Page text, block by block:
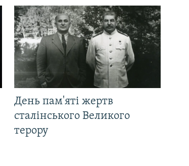
День пам'яті жертв
сталінського Великого
терору